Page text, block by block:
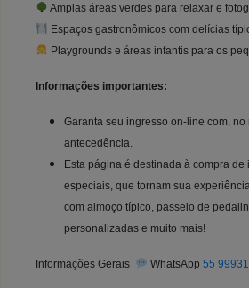
Amplas áreas verdes para relaxar e
Espaços gastronômicos com delícias
Playgrounds e áreas infantis para os
Informações importantes:
Garanta seu ingresso on-line com, no
antecedência.
Esta página é destinada à compra de
especiais, que tornam sua
com almoço típico, passeio de
personalizadas e muito mais!
Informações Gerais WhatsApp 55